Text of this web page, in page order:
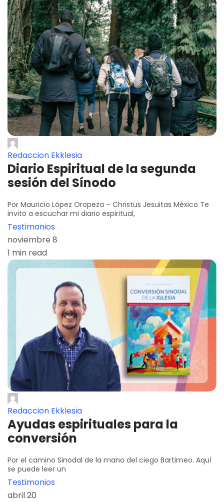
Redaccion Ekklesia
Diario Espiritual de la segunda
sesión del Sínodo
Por Mauricio López Oropeza – Christus Jesuitas México Te
invito a escuchar mi diario espiritual,
Testimonios
noviembre 8
1 min read
Redaccion Ekklesia
Ayudas espirituales para la
conversión
Por el camino Sinodal de la mano del ciego Bartimeo. Aquí
se puede leer un
Testimonios
abril 20